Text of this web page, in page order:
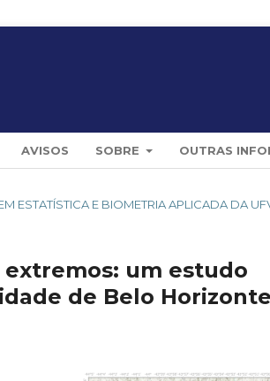
AVISOS SOBRE OUTRAS
ESTATÍSTICA E BIOMETRIA APLICADA DA
um estudo
de Belo